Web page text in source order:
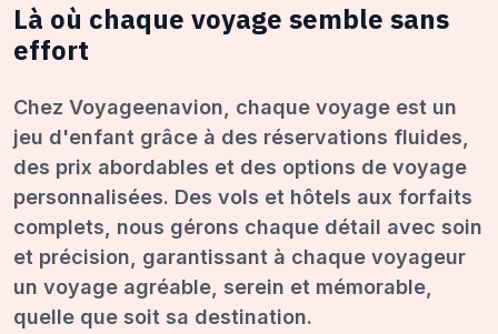
Là où chaque voyage semble sans
effort
Chez Voyageenavion, chaque voyage est un
jeu d'enfant grâce à des réservations fluides,
des prix abordables et des options de voyage
personnalisées. Des vols et hôtels aux forfaits
complets, nous gérons chaque détail avec soin
et précision, garantissant à chaque voyageur
un voyage agréable, serein et mémorable,
quelle que soit sa destination.